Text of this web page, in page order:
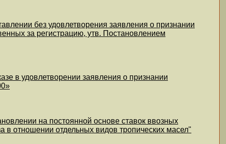
без удовлетворения заявления о признании
за регистрацию, утв. Постановлением
в удовлетворении заявления о признании
на постоянной основе ставок ввозных
отношении отдельных видов тропических масел"